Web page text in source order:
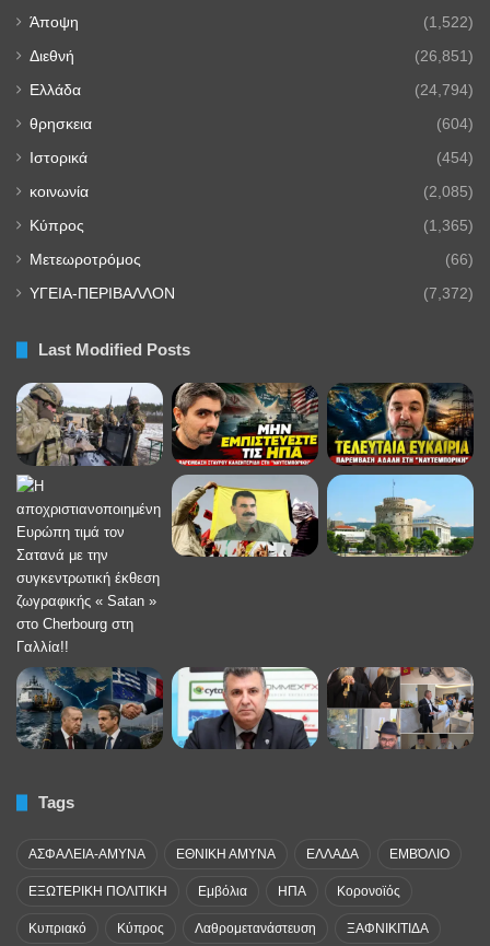
Άποψη (1,522)
Διεθνή (26,851)
Ελλάδα (24,794)
θρησκεια (604)
Ιστορικά (454)
κοινωνία (2,085)
Κύπρος (1,365)
Μετεωροτρόμος (66)
ΥΓΕΙΑ-ΠΕΡΙΒΑΛΛΟΝ (7,372)
Last Modified Posts
Tags
ΑΣΦΑΛΕΙΑ-ΑΜΥΝΑ ΕΘΝΙΚΗ ΑΜΥΝΑ ΕΛΛΑΔΑ ΕΜΒΌΛΙΟ
ΕΞΩΤΕΡΙΚΗ ΠΟΛΙΤΙΚΗ Εμβόλια ΗΠΑ Κορονοϊός
Κυπριακό Κύπρος Λαθρομετανάστευση ΞΑΦΝΙΚΙΤΙΔΑ